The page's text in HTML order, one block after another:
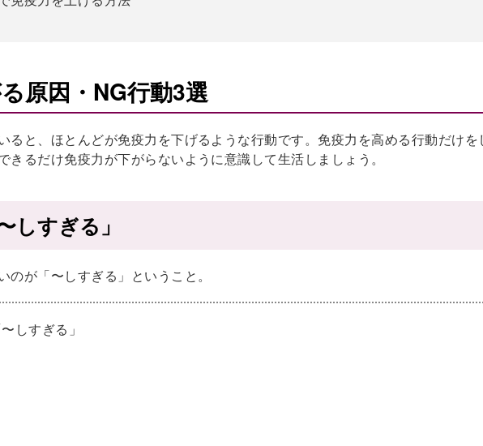
原因・NG行動3選
ると、ほとんどが免疫力を下げるような行動です。免疫力を高める行動だけを
きるだけ免疫力が下がらないように意識して生活しましょう。
しすぎる」
のが「〜しすぎる」ということ。
しすぎる」